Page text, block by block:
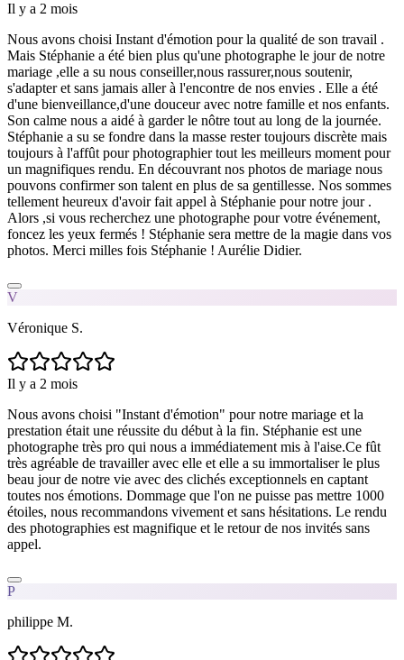
Il y a 2 mois
Nous avons choisi Instant d'émotion pour la qualité de son travail .
Mais Stéphanie a été bien plus qu'une photographe le jour de notre
mariage ,elle a su nous conseiller,nous rassurer,nous soutenir,
s'adapter et sans jamais aller à l'encontre de nos envies . Elle a été
d'une bienveillance,d'une douceur avec notre famille et nos enfants.
Son calme nous a aidé à garder le nôtre tout au long de la journée.
Stéphanie a su se fondre dans la masse rester toujours discrète mais
toujours à l'affût pour photographier tout les meilleurs moment pour
un magnifiques rendu. En découvrant nos photos de mariage nous
pouvons confirmer son talent en plus de sa gentillesse. Nos sommes
tellement heureux d'avoir fait appel à Stéphanie pour notre jour .
Alors ,si vous recherchez une photographe pour votre événement,
foncez les yeux fermés ! Stéphanie sera mettre de la magie dans vos
photos. Merci milles fois Stéphanie ! Aurélie Didier.
V
Véronique S.
Il y a 2 mois
Nous avons choisi "Instant d'émotion" pour notre mariage et la
prestation était une réussite du début à la fin. Stéphanie est une
photographe très pro qui nous a immédiatement mis à l'aise.Ce fût
très agréable de travailler avec elle et elle a su immortaliser le plus
beau jour de notre vie avec des clichés exceptionnels en captant
toutes nos émotions. Dommage que l'on ne puisse pas mettre 1000
étoiles, nous recommandons vivement et sans hésitations. Le rendu
des photographies est magnifique et le retour de nos invités sans
appel.
P
philippe M.